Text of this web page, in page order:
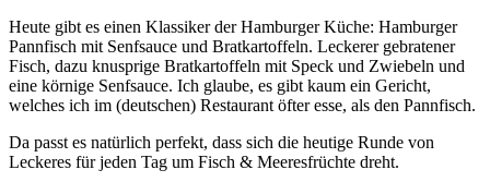
Heute gibt es einen Klassiker der Hamburger Küche: Hamburger
Pannfisch mit Senfsauce und Bratkartoffeln. Leckerer gebratener
Fisch, dazu knusprige Bratkartoffeln mit Speck und Zwiebeln und
eine körnige Senfsauce. Ich glaube, es gibt kaum ein Gericht,
welches ich im (deutschen) Restaurant öfter esse, als den Pannfisch.
Da passt es natürlich perfekt, dass sich die heutige Runde von
Leckeres für jeden Tag um Fisch & Meeresfrüchte dreht.